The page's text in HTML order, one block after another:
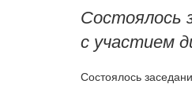
Состоялось
с участием
Состоялось